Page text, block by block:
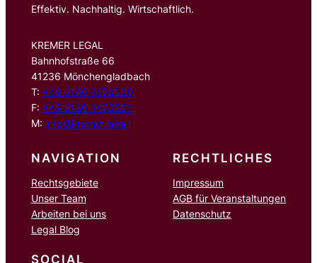
Effektiv. Nachhaltig. Wirtschaftlich.
KREMER LEGAL
Bahnhofstraße 66
41236 Mönchengladbach
T: +49 2166 1470500
F: +49 2166 1470501
M: info@kremer.legal
NAVIGATION
Rechtsgebiete
Unser Team
Arbeiten bei uns
Legal Blog
RECHTLICHES
Impressum
AGB für Veranstaltungen
Datenschutz
SOCIAL